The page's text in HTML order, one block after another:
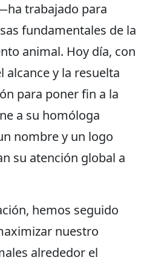
trabajado para
fundamentales de la
animal. Hoy día, con
y la resuelta
para poner fin a la
a su homóloga
nombre y un logo
su atención global a
hemos seguido
nuestro
alrededor el